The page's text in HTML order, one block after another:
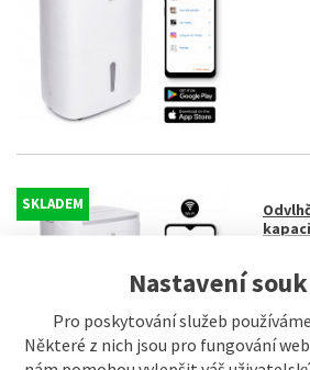
Nastavení
Pro poskytování služeb
Některé z nich jsou pro fungování
SKLADEM